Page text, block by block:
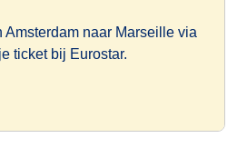
Amsterdam naar Marseille via
ticket bij Eurostar.